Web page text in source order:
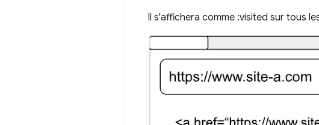
Il s'affichera comme :visited sur tous